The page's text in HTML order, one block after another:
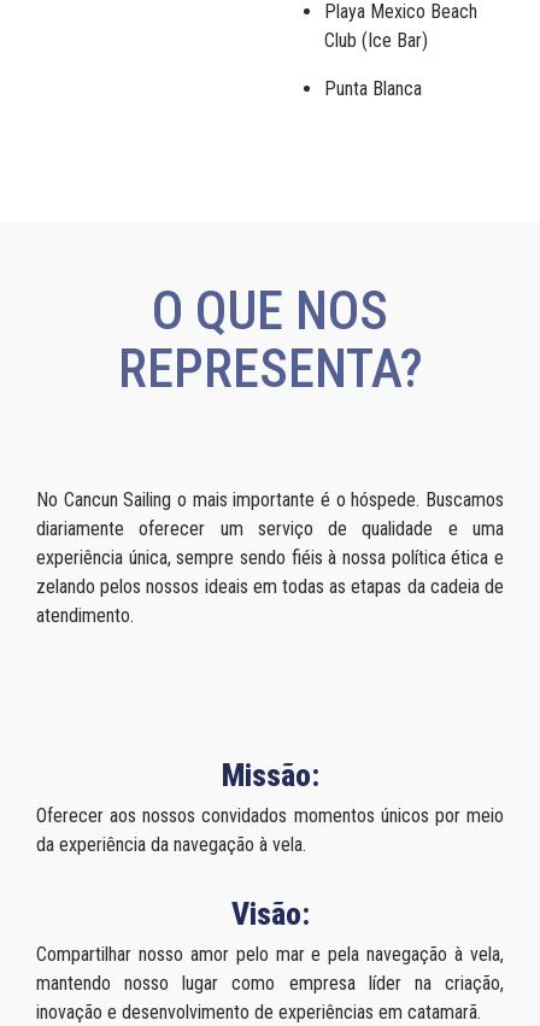
Playa Mexico Beach
Club (Ice Bar)
Punta Blanca
O QUE NOS
REPRESENTA?
No Cancun Sailing o mais importante é o hóspede. Buscamos
diariamente oferecer um serviço de qualidade e uma
experiência única, sempre sendo fiéis à nossa política ética e
zelando pelos nossos ideais em todas as etapas da cadeia de
atendimento.
Missão:
Oferecer aos nossos convidados momentos únicos por meio
da experiência da navegação à vela.
Visão:
Compartilhar nosso amor pelo mar e pela navegação à vela,
mantendo nosso lugar como empresa líder na criação,
inovação e desenvolvimento de experiências em catamarã.